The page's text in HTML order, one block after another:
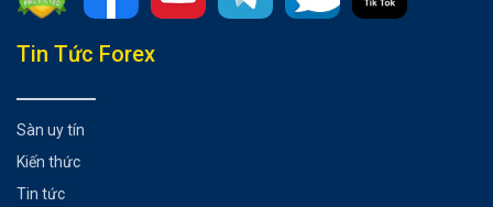
Tổng hợp bài viết
Tin Tức Forex
Sàn uy tín
Kiến thức
Tin tức